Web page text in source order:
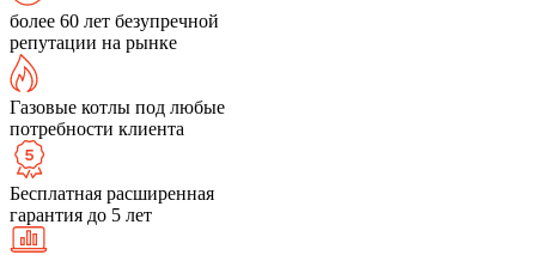
более 60 лет безупречной
репутации на рынке
Газовые котлы под любые
потребности клиента
Бесплатная расширенная
гарантия до 5 лет